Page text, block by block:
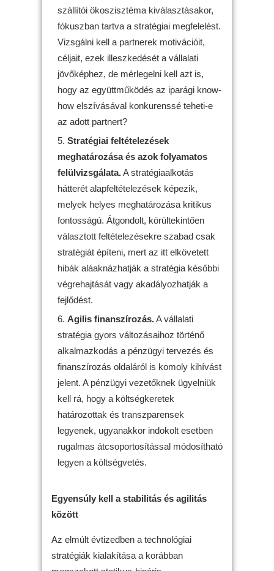
szállítói ökoszisztéma kiválasztásakor,
fókuszban tartva a stratégiai megfelelést.
Vizsgálni kell a partnerek motivációit,
céljait, ezek illeszkedését a vállalati
jövőképhez, de mérlegelni kell azt is,
hogy az együttműködés az iparági know-
how elszívásával konkurenssé teheti-e
az adott partnert?
Stratégiai feltételezések
meghatározása és azok folyamatos
felülvizsgálata.A stratégiaalkotás
hátterét alapfeltételezések képezik,
melyek helyes meghatározása kritikus
fontosságú. Átgondolt, körültekintően
választott feltételezésekre szabad csak
stratégiát építeni, mert az itt elkövetett
hibák aláaknázhatják a stratégia későbbi
végrehajtását vagy akadályozhatják a
fejlődést.
Agilis finanszírozás.A vállalati
stratégia gyors változásaihoz történő
alkalmazkodás a pénzügyi tervezés és
finanszírozás oldaláról is komoly kihívást
jelent. A pénzügyi vezetőknek ügyelniük
kell rá, hogy a költségkeretek
határozottak és transzparensek
legyenek, ugyanakkor indokolt esetben
rugalmas átcsoportosítással módosítható
legyen a költségvetés.
Egyensúly kell a stabilitás és agilitás
között
Az elmúlt évtizedben a technológiai
stratégiák kialakítása a korábban